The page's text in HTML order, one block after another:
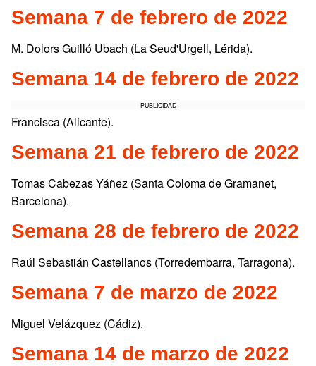
Semana 7 de febrero de 2022
M. Dolors Guilló Ubach (La Seud'Urgell, Lérida).
Semana 14 de febrero de 2022
PUBLICIDAD
Francisca (Alicante).
Semana 21 de febrero de 2022
Tomas Cabezas Yáñez (Santa Coloma de Gramanet,
Barcelona).
Semana 28 de febrero de 2022
Raúl Sebastián Castellanos (Torredembarra, Tarragona).
Semana 7 de marzo de 2022
Miguel Velázquez (Cádiz).
Semana 14 de marzo de 2022